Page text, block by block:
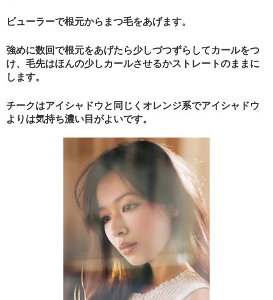
ビューラーで根元からまつ毛をあげます。
強めに数回で根元をあげたら少しづつずらしてカールをつ
け、毛先はほんの少しカールさせるかストレートのままに
します。
チークはアイシャドウと同じくオレンジ系でアイシャドウ
よりは気持ち濃い目がよいです。